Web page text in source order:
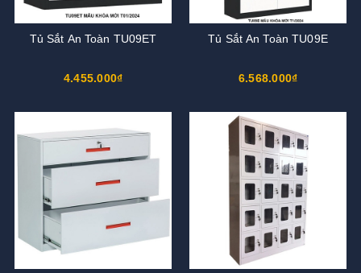
Tủ Sắt An Toàn TU09ET
4.455.000₫
Tủ Sắt An Toàn TU09E
6.568.000₫